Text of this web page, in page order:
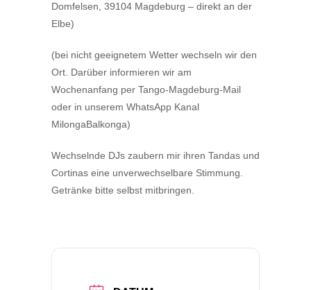
Domfelsen, 39104 Magdeburg – direkt an der
Elbe)
(bei nicht geeignetem Wetter wechseln wir den
Ort. Darüber informieren wir am
Wochenanfang per Tango-Magdeburg-Mail
oder in unserem WhatsApp Kanal
MilongaBalkonga)
Wechselnde DJs zaubern mir ihren Tandas und
Cortinas eine unverwechselbare Stimmung.
Getränke bitte selbst mitbringen.